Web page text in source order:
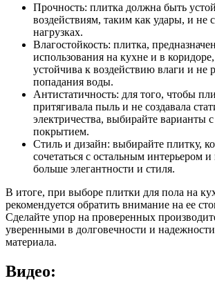
Прочность: плитка должна быть
воздействиям, таким как удары, и не
нагрузках.
Влагостойкость: плитка,
использования на кухне и в
устойчива к воздействию влаги и не
попадания воды.
Антистатичность: для того, чтобы
притягивала пыль и не создавала
электричества, выбирайте варианты
покрытием.
Стиль и дизайн: выбирайте плитку,
сочетаться с остальным интерьером
больше элегантности и стиля.
В итоге, при выборе плитки для пола на
рекомендуется обратить внимание на ее
Сделайте упор на проверенных
уверенными в долговечности и
материала.
Видео: